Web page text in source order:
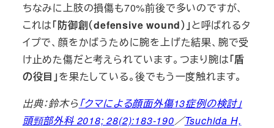
ちなみに上肢の損傷も70%前後で多いのですが、
これは「防御創（defensive wound）」と呼ばれるタ
イプで、顔をかばうために腕を上げた結果、腕で受
け止めた傷だと考えられています。つまり腕は「盾
の役目」を果たしている。後でもう一度触れます。
出典：鈴木ら「クマによる顔面外傷13症例の検討」
頭頸部外科 2018; 28(2):183-190／Tsuchida H,